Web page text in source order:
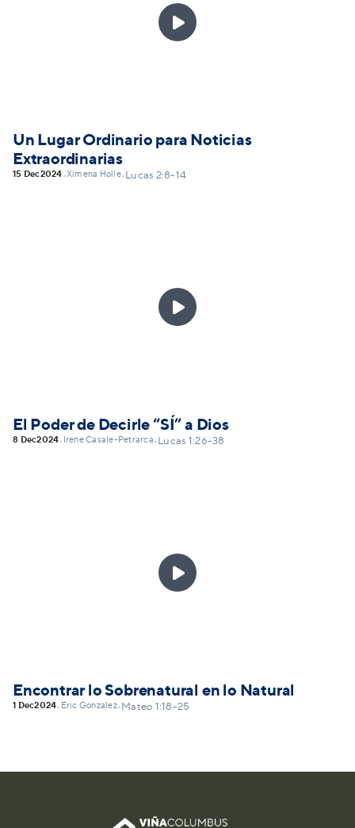

Un Lugar Ordinario para Noticias
Extraordinarias
15 Dec2024•Ximena Holle• Lucas 2:8-14

El Poder de Decirle “SÍ” a Dios
8 Dec2024• Irene Casale-Petrarca• Lucas 1:26-38

Encontrar lo Sobrenatural en lo Natural
1 Dec2024• Eric Gonzalez• Mateo 1:18-25